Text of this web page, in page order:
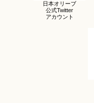
日本オリーブ
公式Twitter
アカウント